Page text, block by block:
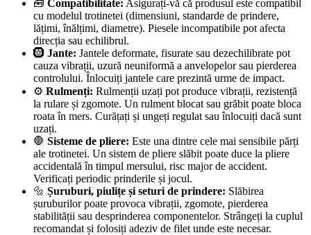
🧰 Compatibilitate: Asigurați-vă că produsul este compatibil
cu modelul trotinetei (dimensiuni, standarde de prindere,
lățimi, înălțimi, diametre). Piesele incompatibile pot afecta
direcția sau echilibrul.
🛞 Jante: Jantele deformate, fisurate sau dezechilibrate pot
cauza vibrații, uzură neuniformă a anvelopelor sau pierderea
controlului. Înlocuiți jantele care prezintă urme de impact.
⚙️ Rulmenți: Rulmenții uzați pot produce vibrații, rezistență
la rulare și zgomote. Un rulment blocat sau grăbit poate bloca
roata în mers. Curățați și ungeți regulat sau înlocuiți dacă sunt
uzați.
🛑 Sisteme de pliere: Este una dintre cele mai sensibile părți
ale trotinetei. Un sistem de pliere slăbit poate duce la pliere
accidentală în timpul mersului, risc major de accident.
Verificați periodic prinderile și jocul.
🔩 Șuruburi, piulițe și seturi de prindere: Slăbirea
șuruburilor poate provoca vibrații, zgomote, pierderea
stabilității sau desprinderea componentelor. Strângeți la cuplul
recomandat și folosiți adeziv de filet unde este necesar.